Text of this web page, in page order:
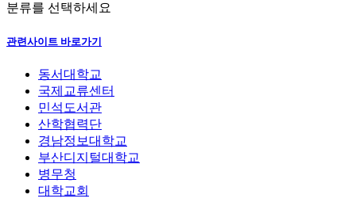
분류를 선택하세요
관련사이트 바로가기
동서대학교
국제교류센터
민석도서관
산학협력단
경남정보대학교
부산디지털대학교
병무청
대학교회